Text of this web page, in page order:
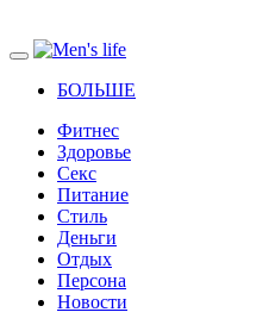
БОЛЬШЕ
Фитнес
Здоровье
Секс
Питание
Стиль
Деньги
Отдых
Персона
Новости